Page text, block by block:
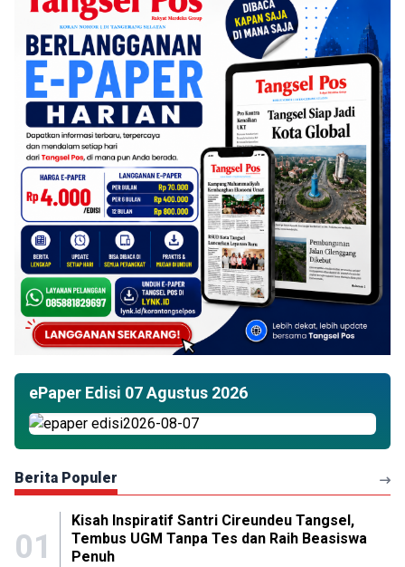
ePaper Edisi 07 Agustus 2026
Berita Populer
01
Kisah Inspiratif Santri Cireundeu Tangsel,
Tembus UGM Tanpa Tes dan Raih Beasiswa
Penuh